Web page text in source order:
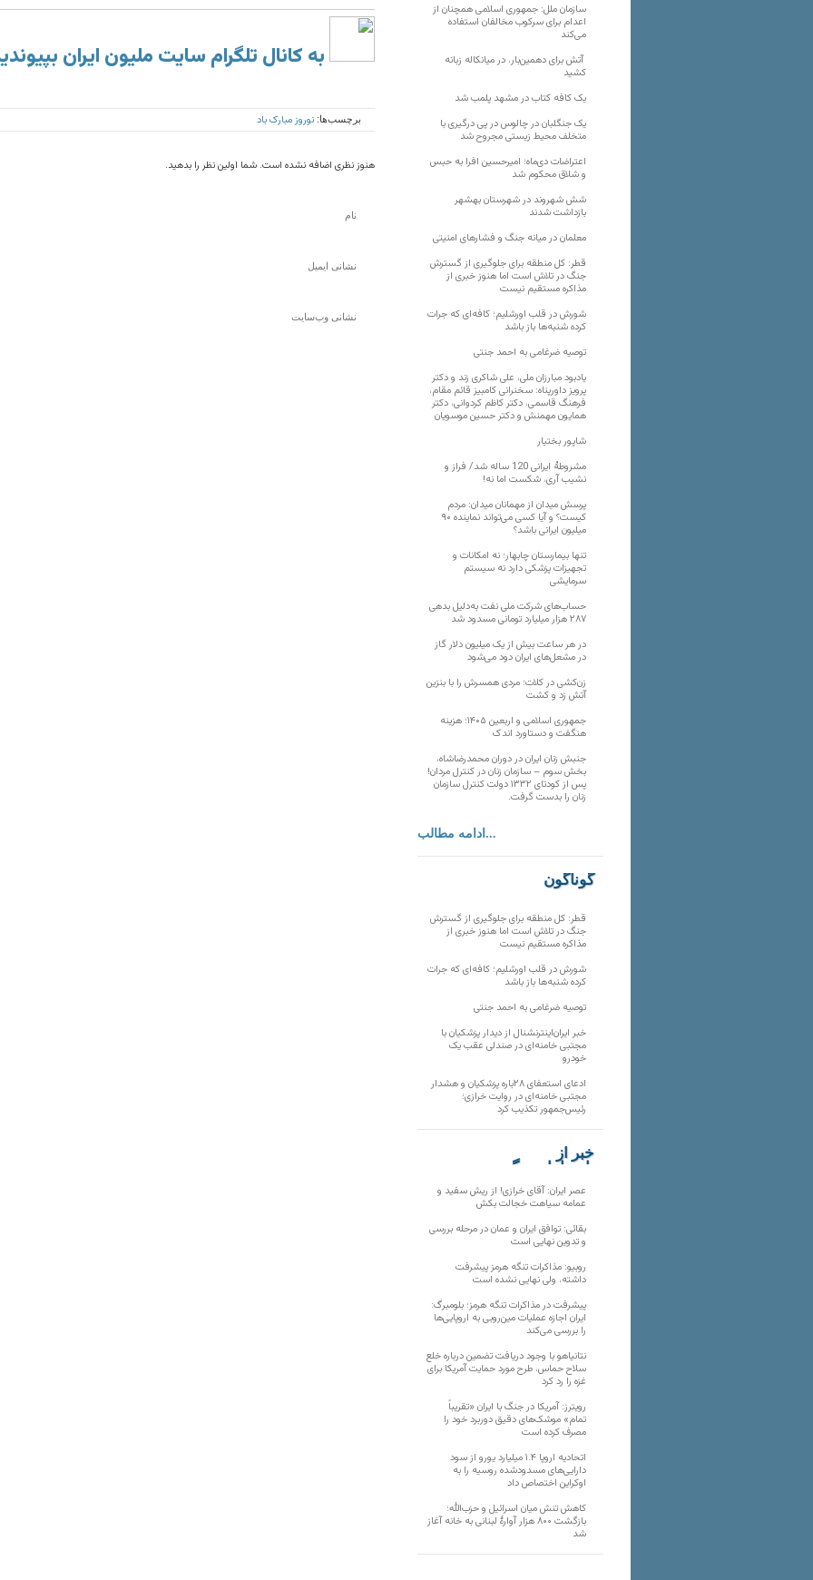
به کانال تلگرام سایت ملیون ایران
برچسب‌ها: نوروز مبارک باد
هنوز نظری اضافه نشده است. شما اولین نظر را بدهید.
سازمان ملل: جمهوری اسلامی همچنان از
اعدام برای سرکوب مخالفان استفاده
می‌کند
آتش برای دهمین‌بار، در میانکاله زبانه
کشید
یک کافه کتاب در مشهد پلمب شد
یک جنگلبان در چالوس در پی درگیری با
متخلف محیط زیستی مجروح شد
اعتراضات دی‌ماه؛ امیرحسین افرا به حبس
و شلاق محکوم شد
شش شهروند در شهرستان بهشهر
بازداشت شدند
معلمان در میانه جنگ و فشارهای امنیتی
قطر: کل منطقه برای جلوگیری از گسترش
جنگ در تلاش است اما هنوز خبری از
مذاکره مستقیم نیست
شورش در قلب اورشلیم؛ کافه‌ای که جرات
کرده شنبه‌ها باز باشد
توصیه ضرغامی به احمد جنتی
یادبود مبارزان ملی، علی شاکری زند و دکتر
پرویز داورپناه: سخنرانی کامبیز قائم مقام،
فرهنگ قاسمی، دکتر کاظم کردوانی، دکتر
همایون مهمنش و دکتر حسین موسویان
شاپور بختیار
مشروطۀ ایرانی 120 ساله شد/ فراز و
نشیب آری، شکست اما نه!
پرسش میدان از مهمانان میدان: مردم
کیست؟ و آیا کسی می‌تواند نماینده ۹۰
میلیون ایرانی باشد؟
تنها بیمارستان چابهار؛ نه امکانات و
تجهیزات پزشکی دارد نه سیستم
سرمایشی
حساب‌های شرکت ملی نفت به‌دلیل بدهی
۲۸۷ هزار میلیارد تومانی مسدود شد
در هر ساعت بیش از یک میلیون دلار گاز
در مشعل‌های ایران دود می‌شود
زن‌کشی در کلات؛ مردی همسرش را با بنزین
آتش زد و کشت
جمهوری اسلامی و اربعین ۱۴۰۵؛ هزینه
هنگفت و دستاورد اندک
جنبش زنان ایران در دوران محمدرضاشاه،
بخش سوم – سازمان زنان در کنترل مردان!
پس از کودتای ۱۳۳۲ دولت کنترل سازمان
زنان را بدست گرفت.
ادامه مطالب...
گوناگون
قطر: کل منطقه برای جلوگیری از گسترش
جنگ در تلاش است اما هنوز خبری از
مذاکره مستقیم نیست
شورش در قلب اورشلیم؛ کافه‌ای که جرات
کرده شنبه‌ها باز باشد
توصیه ضرغامی به احمد جنتی
خبر ایران‌اینترنشنال از دیدار پزشکیان با
مجتبی خامنه‌ای در صندلی عقب یک
خودرو
ادعای استعفای ۲۸باره پزشکیان و هشدار
مجتبی خامنه‌ای در روایت خرازی؛
رئیس‌جمهور تکذیب کرد
خبر از
تارنماهای دیگر
عصر ایران: آقای خرازی! از ریش سفید و
عمامه سیاهت خجالت بکش
بقائی: توافق ایران و عمان در مرحله بررسی
و تدوین نهایی است
روبیو: مذاکرات تنگه هرمز پیشرفت
داشته، ولی نهایی نشده است
پیشرفت در مذاکرات تنگه هرمز؛ بلومبرگ:
ایران اجازه عملیات مین‌روبی به اروپایی‌ها
را بررسی می‌کند
نتانیاهو با وجود دریافت تضمین درباره خلع
سلاح حماس، طرح مورد حمایت آمریکا برای
غزه را رد کرد
رویترز: آمریکا در جنگ با ایران «تقریباً
تمام» موشک‌های دقیق دوربرد خود را
مصرف کرده است
اتحادیه اروپا ۱.۴ میلیارد یورو از سود
دارایی‌های مسدودشده روسیه را به
اوکراین ‏اختصاص داد
کاهش تنش میان اسرائیل و حزب‌الله؛
بازگشت ۸۰۰ هزار آوارۀ لبنانی به خانه‌ آغاز
شد